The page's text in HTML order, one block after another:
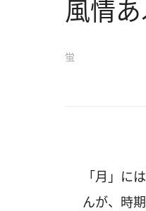
風情
蛍
「月」に
んが、時